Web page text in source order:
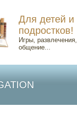
Для детей и
подростков!
Игры, развлечения,
общение...